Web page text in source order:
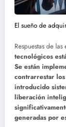
El sueño de
Respuestas de
tecnológicos
Se están
contrarrestar
introducido
liberación
generadas por